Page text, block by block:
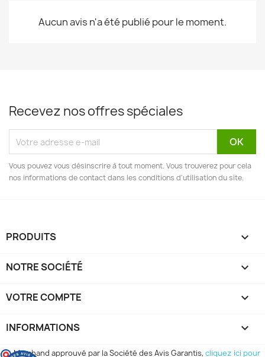
Aucun avis n'a été publié pour le moment.
Recevez nos offres spéciales
Vous pouvez vous désinscrire à tout moment. Vous trouverez pour cela
nos informations de contact dans les conditions d'utilisation du site.
PRODUITS 
NOTRE SOCIÉTÉ 
VOTRE COMPTE 
INFORMATIONS keyboard_arrow_down
Marchand approuvé par la Société des Avis Garantis, cliquez ici pour